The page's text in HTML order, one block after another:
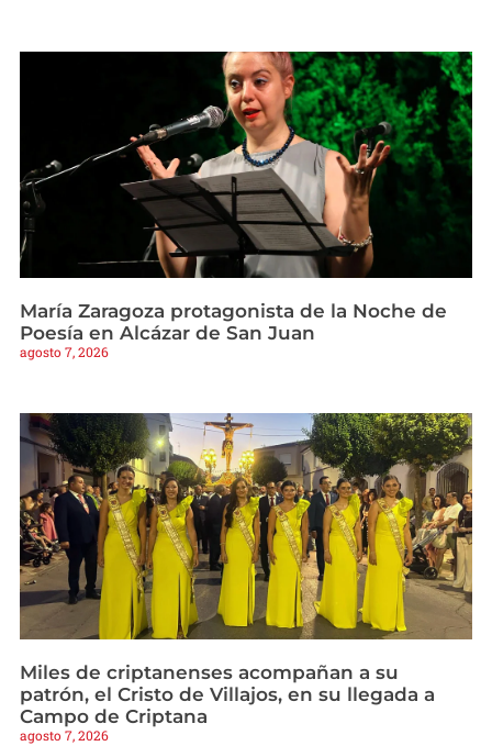
María Zaragoza protagonista de la Noche de
Poesía en Alcázar de San Juan
agosto 7, 2026
Miles de criptanenses acompañan a su
patrón, el Cristo de Villajos, en su llegada a
Campo de Criptana
agosto 7, 2026